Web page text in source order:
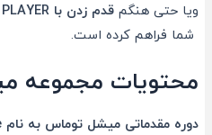
ویا حتی هنگم قدم زدن با
شما فراهم کرده است.
محتویات مجموعه
دوره مقدماتی میشل توماس به نام Foundation Course :